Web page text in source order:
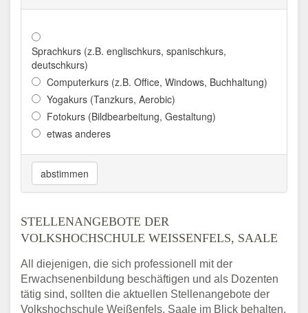
Sprachkurs (z.B. englischkurs, spanischkurs,
deutschkurs)
Computerkurs (z.B. Office, Windows, Buchhaltung)
Yogakurs (Tanzkurs, Aerobic)
Fotokurs (Bildbearbeitung, Gestaltung)
etwas anderes
abstimmen
STELLENANGEBOTE DER
VOLKSHOCHSCHULE WEISSENFELS, SAALE
All diejenigen, die sich professionell mit der
Erwachsenenbildung beschäftigen und als Dozenten
tätig sind, sollten die aktuellen Stellenangebote der
Volkshochschule Weißenfels, Saale im Blick behalten.